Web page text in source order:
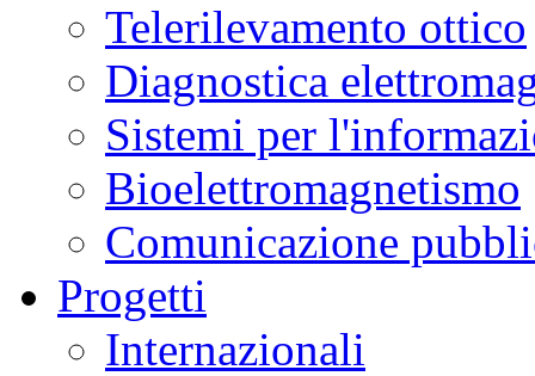
Telerilevamento ottico
Diagnostica
Sistemi per
Bioelettromagnetismo
Comunicazione
Progetti
Internazionali